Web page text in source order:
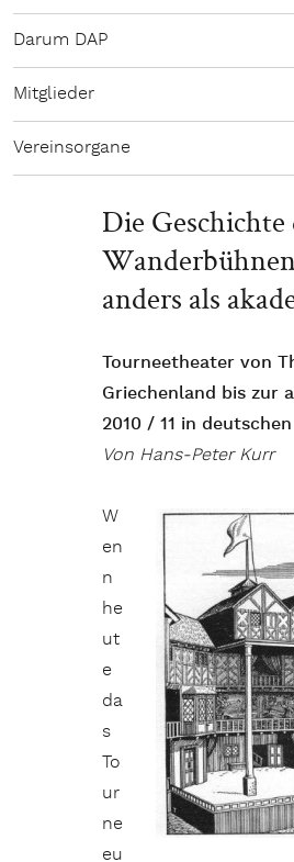
Darum DAP
Mitglieder
Vereinsorgane
Die Geschichte
anders als
Tourneetheater von
Griechenland bis zur
2010 / 11 in
Von Hans-Peter Kurr
W
en
n
he
ut
e
da
s
To
ur
ne
eu